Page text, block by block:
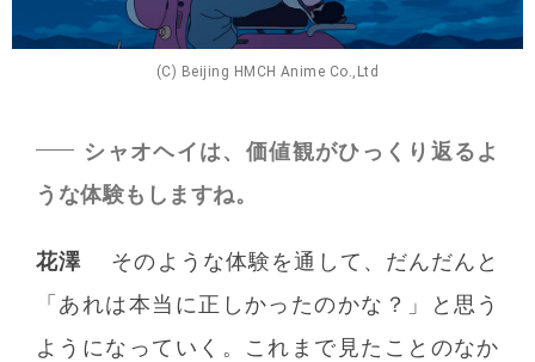
(C) Beijing HMCH Anime Co.,Ltd
シャオヘイは、価値観がひっくり返るよ
うな体験もしますね。
花澤
そのような体験を通して、だんだんと
「あれは本当に正しかったのかな？」と思う
ようになっていく。これまで見たことのなか